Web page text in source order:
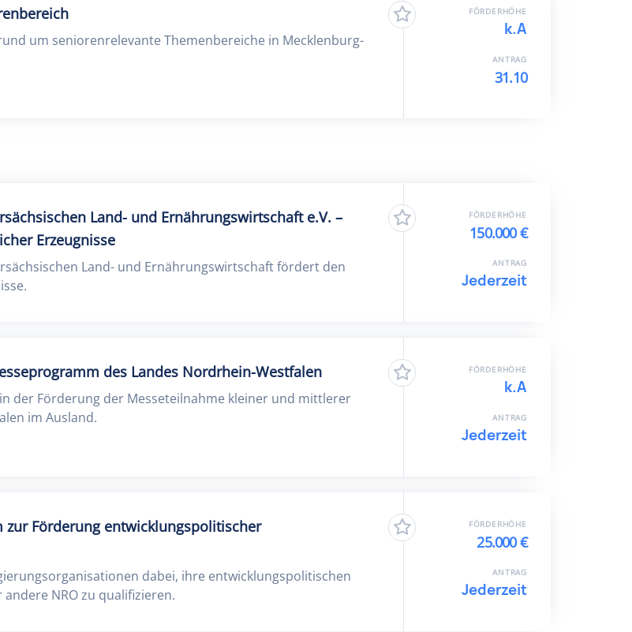
um seniorenrelevante Themenbereiche in Mecklenburg-
FÖRDERHÖHE
k.A
ANTRAG
31.10
Land- und Ernährungswirtschaft e.V. –
Erzeugnisse
Land- und Ernährungswirtschaft fördert den
FÖRDERHÖHE
150.000 €
ANTRAG
Jederzeit
des Landes Nordrhein-Westfalen
der Förderung der Messeteilnahme kleiner und mittlerer
im Ausland.
FÖRDERHÖHE
k.A
ANTRAG
Jederzeit
zur Förderung entwicklungspolitischer
dabei, ihre entwicklungspolitischen
NRO zu qualifizieren.
FÖRDERHÖHE
25.000 €
ANTRAG
Jederzeit